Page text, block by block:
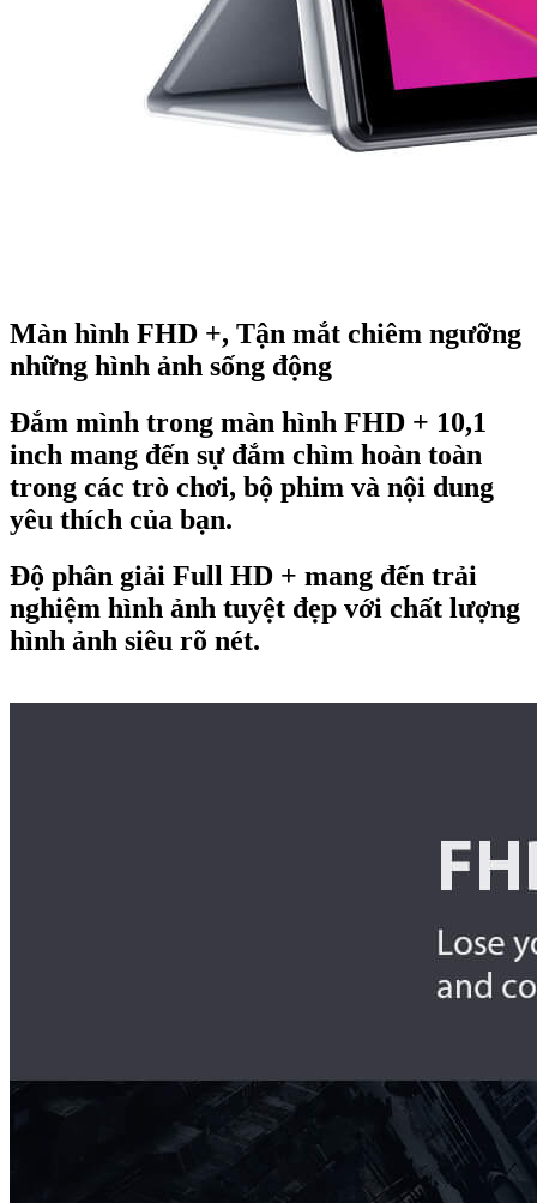
Màn hình FHD +, Tận mắt chiêm ngưỡng
những hình ảnh sống động
Đắm mình trong màn hình FHD + 10,1
inch mang đến sự đắm chìm hoàn toàn
trong các trò chơi, bộ phim và nội dung
yêu thích của bạn.
Độ phân giải Full HD + mang đến trải
nghiệm hình ảnh tuyệt đẹp với chất lượng
hình ảnh siêu rõ nét.